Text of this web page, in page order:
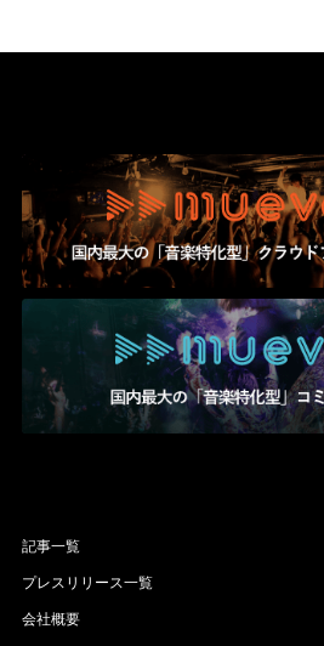
記事一覧
プレスリリース一覧
会社概要